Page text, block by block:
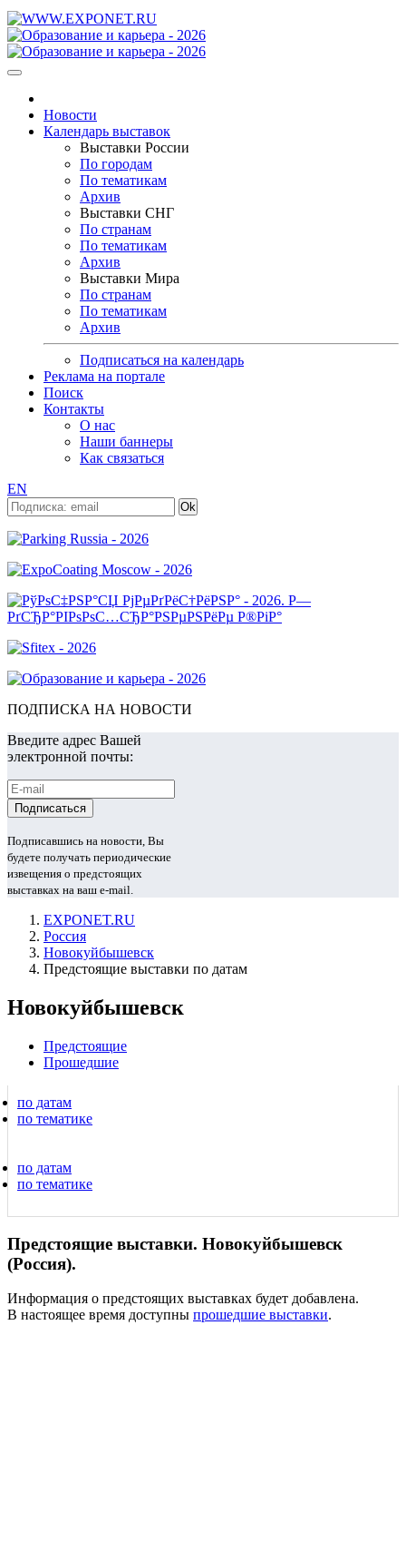
Новости
Календарь выставок
Выставки России
По городам
По тематикам
Архив
Выставки СНГ
По странам
По тематикам
Архив
Выставки Мира
По странам
По тематикам
Архив
Подписаться на календарь
Реклама на портале
Поиск
Контакты
О нас
Наши баннеры
Как связаться
EN
ПОДПИСКА НА НОВОСТИ
Введите адрес Вашей
электронной почты:
Подписавшись на новости, Вы
будете получать периодические
извещения о предстоящих
выставках на ваш e-mail.
EXPONET.RU
Россия
Новокуйбышевск
Предстоящие выставки по датам
Новокуйбышевск
Предстоящие
Прошедшие
по датам
по тематике
по датам
по тематике
Предстоящие выставки. Новокуйбышевск
(Россия).
Информация о предстоящих выставках будет добавлена.
В настоящее время доступны прошедшие выставки.